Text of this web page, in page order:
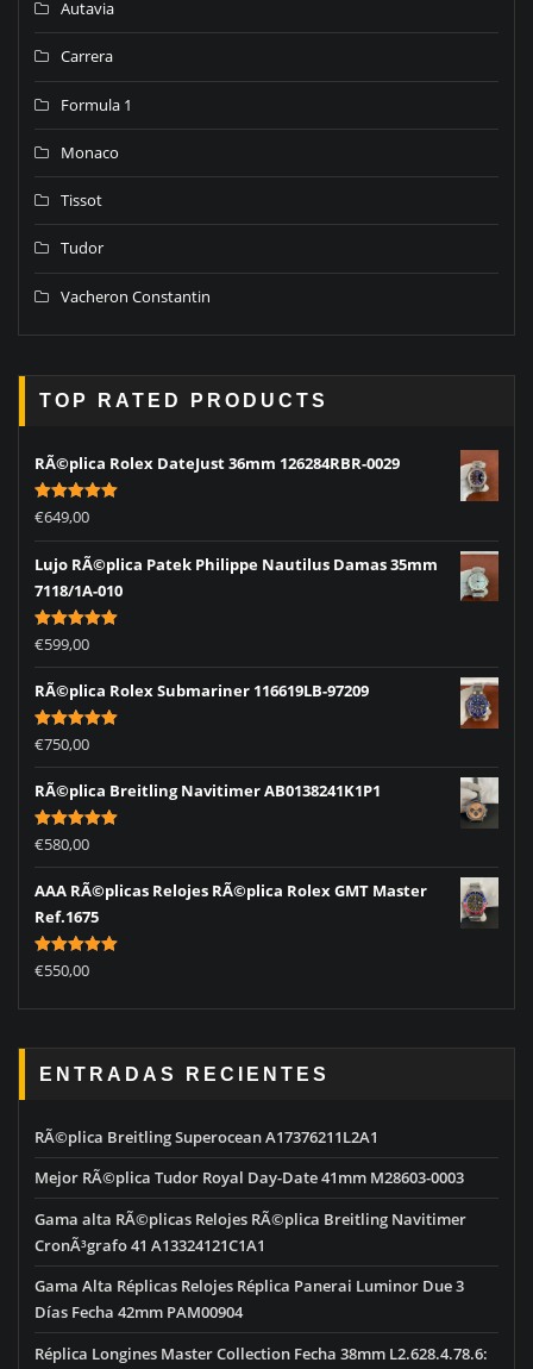
Autavia
Carrera
Formula 1
Monaco
Tissot
Tudor
Vacheron Constantin
TOP RATED PRODUCTS
RÃ©plica Rolex DateJust 36mm 126284RBR-0029
Rated5.00
out of 5
€649,00
Lujo RÃ©plica Patek Philippe Nautilus Damas 35mm
7118/1A-010
Rated5.00
out of 5
€599,00
RÃ©plica Rolex Submariner 116619LB-97209
Rated5.00
out of 5
€750,00
RÃ©plica Breitling Navitimer AB0138241K1P1
Rated5.00
out of 5
€580,00
AAA RÃ©plicas Relojes RÃ©plica Rolex GMT Master
Ref.1675
Rated5.00
out of 5
€550,00
ENTRADAS RECIENTES
RÃ©plica Breitling Superocean A17376211L2A1
Mejor RÃ©plica Tudor Royal Day-Date 41mm M28603-0003
Gama alta RÃ©plicas Relojes RÃ©plica Breitling Navitimer
CronÃ³grafo 41 A13324121C1A1
Gama Alta Réplicas Relojes Réplica Panerai Luminor Due 3
Días Fecha 42mm PAM00904
Réplica Longines Master Collection Fecha 38mm L2.628.4.78.6: